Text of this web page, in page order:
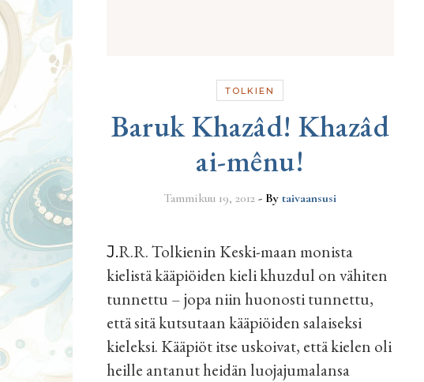
TOLKIEN
Baruk Khazâd! Khazâd
ai-mênu!
Tammikuu 19, 2012 - Bytaivaansusi
J.R.R. Tolkienin Keski-maan monista
kielistä kääpiöiden kieli khuzdul on vähiten
tunnettu – jopa niin huonosti tunnettu,
että sitä kutsutaan kääpiöiden salaiseksi
kieleksi. Kääpiöt itse uskoivat, että kielen oli
heille antanut heidän luojajumalansa